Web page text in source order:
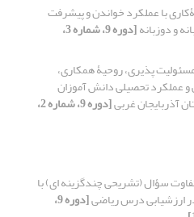
با عملکرد خواندن و پیشرفت
و دوزبانه [دوره 9، شماره 3،
پذیری، روحیۀ همکاری،
عملکرد تحصیلی دانش آموزان
آذربایجان غربی [دوره 9، شماره 2،
سؤال (تشریحی چندگزینه ای) با
ارزشیابی درس ریاضی [دوره 9،